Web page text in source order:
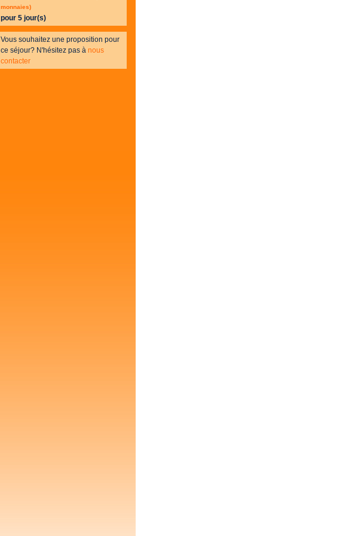
monnaies)
pour 5 jour(s)
Vous souhaitez une proposition pour
ce séjour? N'hésitez pas à nous
contacter